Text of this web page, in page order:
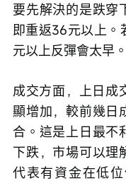
要先解決的是跌穿
即重返36元以上。
元以上反彈會太早。
成交方面，上日成
顯增加，較前幾日
合。這是上日最不
下跌，市場可以理
代表有資金在低